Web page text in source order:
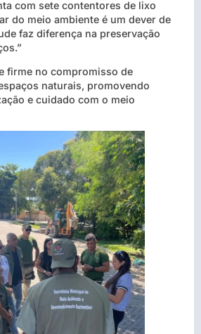
com sete contentores de lixo
do meio ambiente é um dever de
faz diferença na preservação
firme no compromisso de
naturais, promovendo
e cuidado com o meio